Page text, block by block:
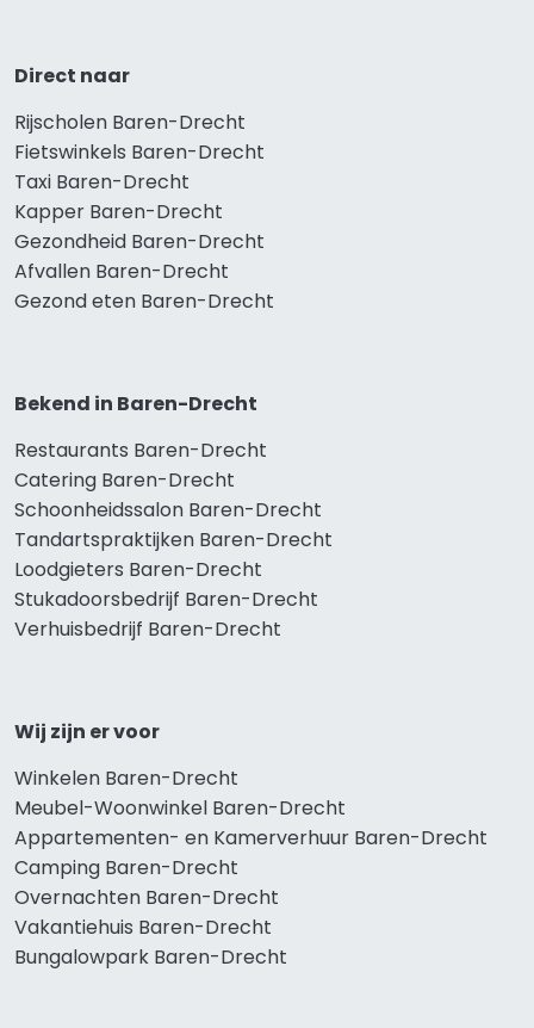
Direct naar
Rijscholen Baren-Drecht
Fietswinkels Baren-Drecht
Taxi Baren-Drecht
Kapper Baren-Drecht
Gezondheid Baren-Drecht
Afvallen Baren-Drecht
Gezond eten Baren-Drecht
Bekend in Baren-Drecht
Restaurants Baren-Drecht
Catering Baren-Drecht
Schoonheidssalon Baren-Drecht
Tandartspraktijken Baren-Drecht
Loodgieters Baren-Drecht
Stukadoorsbedrijf Baren-Drecht
Verhuisbedrijf Baren-Drecht
Wij zijn er voor
Winkelen Baren-Drecht
Meubel-Woonwinkel Baren-Drecht
Appartementen- en Kamerverhuur Baren-Drecht
Camping Baren-Drecht
Overnachten Baren-Drecht
Vakantiehuis Baren-Drecht
Bungalowpark Baren-Drecht